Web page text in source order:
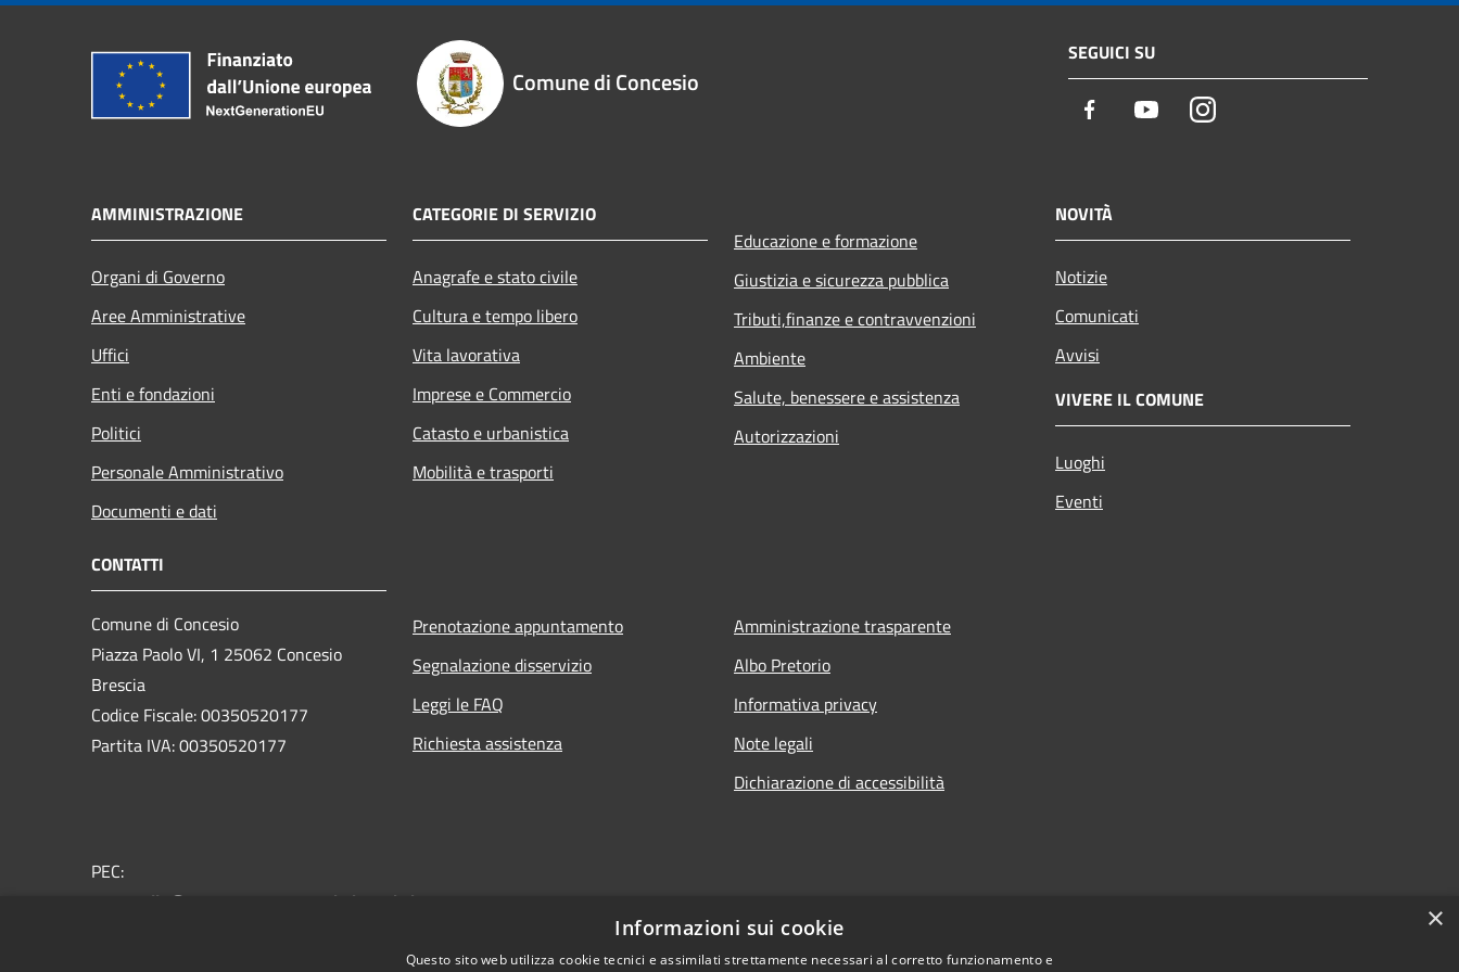
Comune di Concesio
SEGUICI SU
Facebook YoutubeInstagram
AMMINISTRAZIONE
Organi di Governo
Aree Amministrative
Uffici
Enti e fondazioni
Politici
Personale Amministrativo
Documenti e dati
CATEGORIE DI SERVIZIO
Anagrafe e stato civile
Cultura e tempo libero
Vita lavorativa
Imprese e Commercio
Catasto e urbanistica
Mobilità e trasporti
Educazione e formazione
Giustizia e sicurezza pubblica
Tributi,finanze e contravvenzioni
Ambiente
Salute, benessere e assistenza
Autorizzazioni
NOVITÀ
Notizie
Comunicati
Avvisi
VIVERE IL COMUNE
Luoghi
Eventi
CONTATTI
Comune di Concesio
Piazza Paolo VI, 1 25062 Concesio
Brescia
Codice Fiscale: 00350520177
Partita IVA: 00350520177
PEC:
protocollo@pec.comune.concesio.brescia.it
Prenotazione appuntamento
Segnalazione disservizio
Leggi le FAQ
Richiesta assistenza
Amministrazione trasparente
Albo Pretorio
Informativa privacy
Note legali
Dichiarazione di accessibilità
×
Informazioni sui cookie
Questo sito web utilizza cookie tecnici e assimilati strettamente necessari al corretto funzionamento e